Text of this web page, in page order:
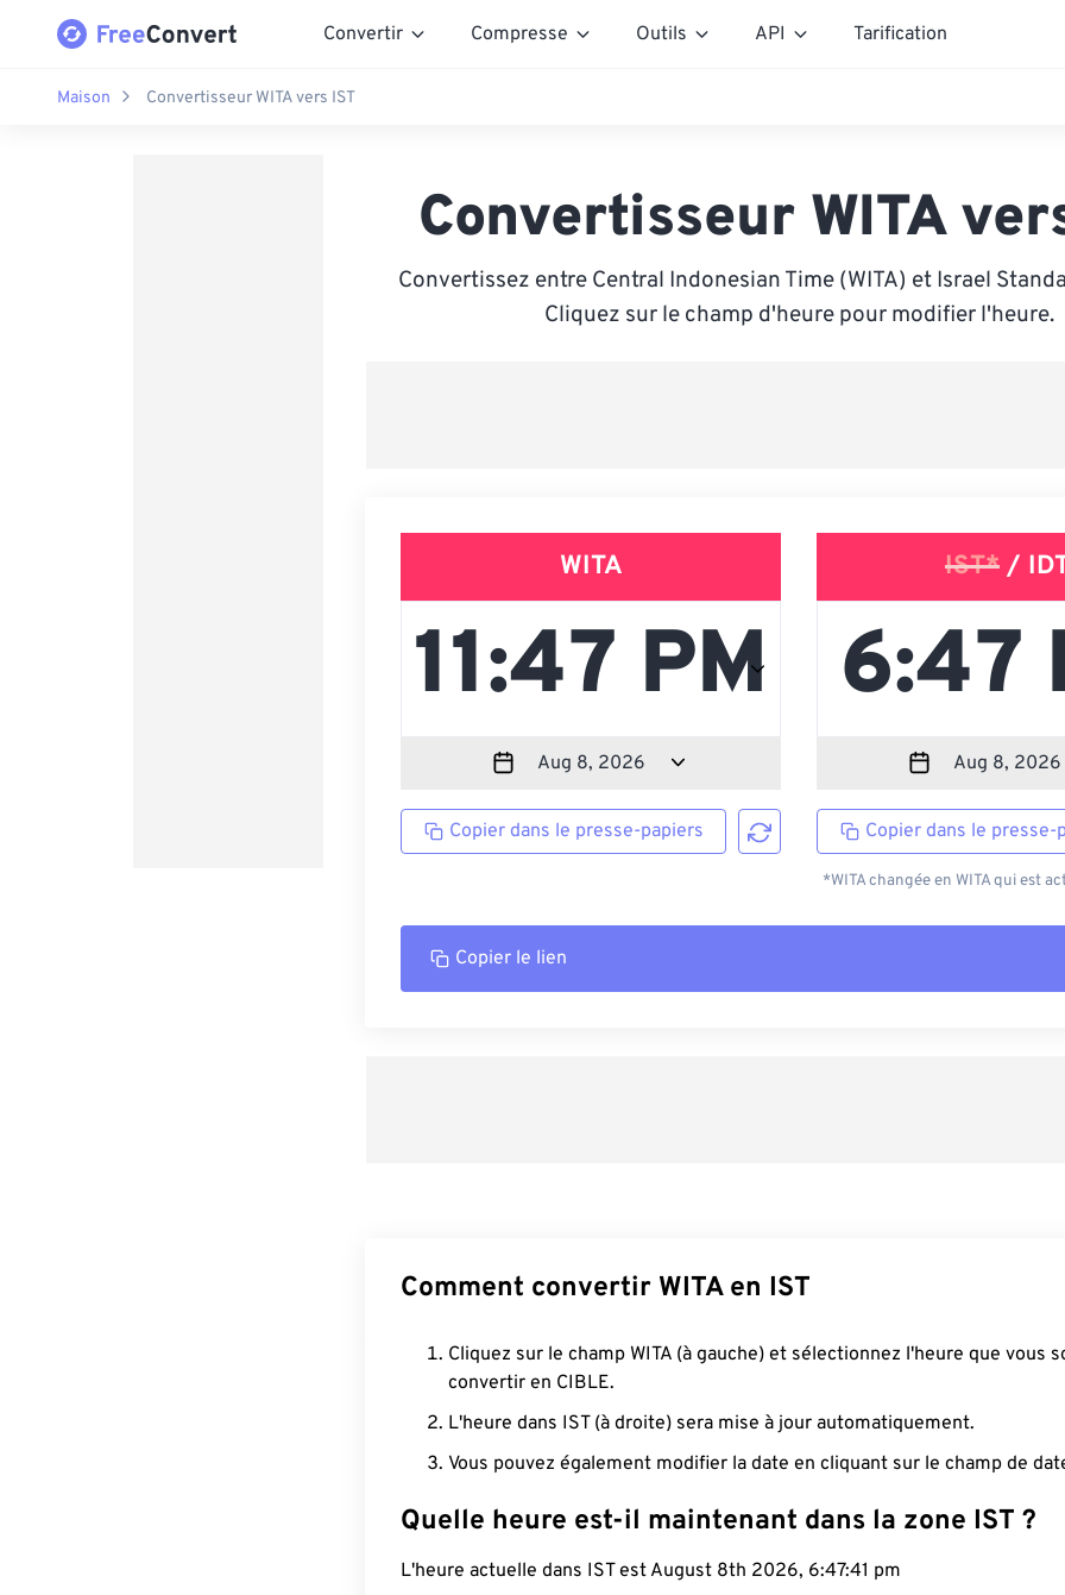
Convertir Compresse Outils API Tarification
Maison Convertisseur WITA vers IST
Convertisseur WITA
Convertissez entre Central Indonesian Time (WITA) et Israel
Cliquez sur le champ d'heure pour modifier l'heure.
WITA
Copier dans le presse-papiers
IST*/
Copier dans le presse-
*WITA changée en WITA qui est
Copier le lien
Comment convertir WITA en IST
Cliquez sur le champ WITA (à gauche) et sélectionnez l'heure que vous
convertir en CIBLE.
L'heure dans IST (à droite) sera mise à jour automatiquement.
Vous pouvez également modifier la date en cliquant sur le champ de
Quelle heure est-il maintenant dans la zone IST ?
L'heure actuelle dans IST est August 8th 2026, 6:47:42 pm